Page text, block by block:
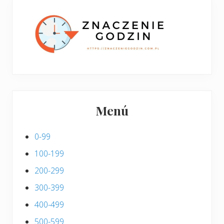
Menú
0-99
100-199
200-299
300-399
400-499
500-599